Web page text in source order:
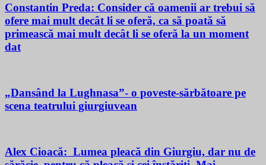
Constantin Preda: Consider că oamenii ar trebui să
ofere mai mult decât li se oferă, ca să poată să
primească mai mult decât li se oferă la un moment
dat
„Dansând la Lughnasa”- o poveste-sărbătoare pe
scena teatrului giurgiuvean
Alex Cioacă: Lumea pleacă din Giurgiu, dar nu de